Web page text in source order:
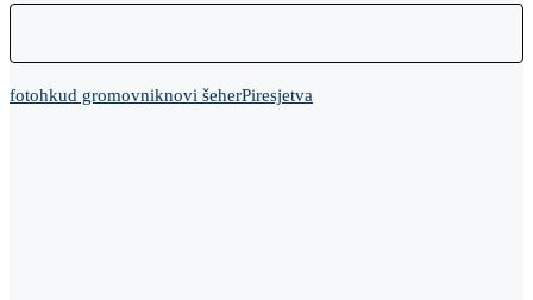
fotohkud gromovniknovi šeherPiresjetva